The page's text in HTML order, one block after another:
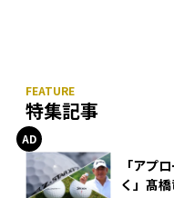
特集記事
「アプ
く」髙